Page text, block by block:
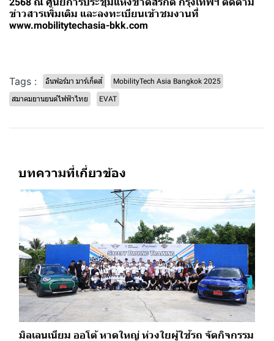
ข่าวสารเพิ่มเติม และลงทะเบียนเข้าชมงานที่
www.mobilitytechasia-bkk.com
Tags : อินฟอร์มา มาร์เก็ตส์ MobilityTech Asia Bangkok 2025
สมาคมยานยนต์ไฟฟ้าไทย EVAT
บทความที่เกี่ยวข้อง
มิลเลนเนียม ออโต้ หาดใหญ่ ห่วงใยผู้ใช้รถ จัดกิจกรรม